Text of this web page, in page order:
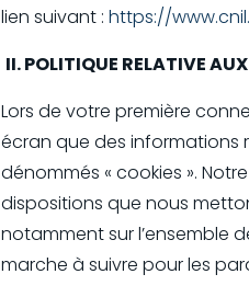
lien suivant : https://
II. POLITIQUE RELATIVE
Lors de votre première
écran que des informations
dénommés « cookies ».
dispositions que nous
notamment sur l’ensemble
marche à suivre pour les